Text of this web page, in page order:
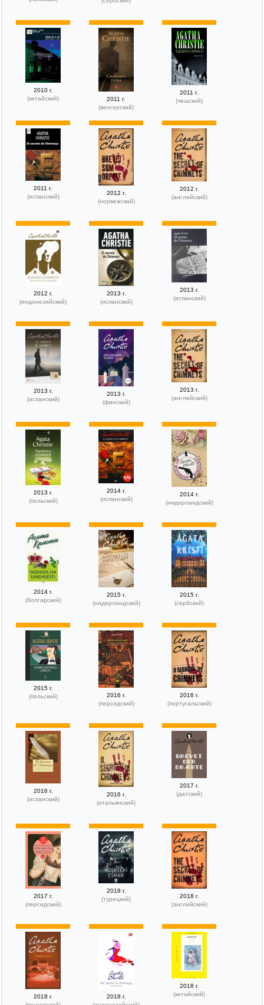
2010 г.
(китайский)
2011 г.
(венгерский)
2011 г.
(чешский)
2011 г.
(испанский)
2012 г.
(норвежский)
2012 г.
(английский)
2012 г.
(индонезийский)
2013 г.
(испанский)
2013 г.
(испанский)
2013 г.
(испанский)
2013 г.
(финский)
2013 г.
(английский)
2013 г.
(польский)
2014 г.
(испанский)
2014 г.
(нидерландский)
2014 г.
(болгарский)
2015 г.
(нидерландский)
2015 г.
(сербский)
2015 г.
(польский)
2016 г.
(персидский)
2016 г.
(португальский)
2016 г.
(испанский)
2016 г.
(итальянский)
2017 г.
(датский)
2017 г.
(персидский)
2018 г.
(турецкий)
2018 г.
(английский)
2018 г.
2018 г.
2018 г.
(китайский)